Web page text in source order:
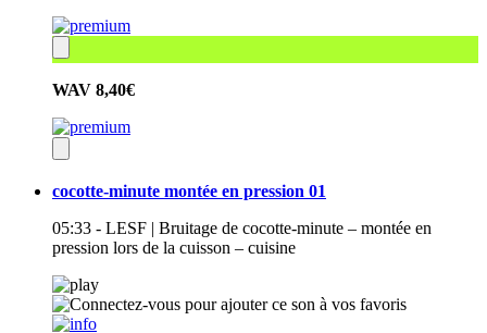
WAV 8,40€
cocotte-minute montée en pression 01
05:33 - LESF | Bruitage de cocotte-minute – montée en
pression lors de la cuisson – cuisine